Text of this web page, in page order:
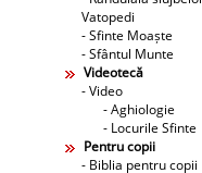
Vatopedi
- Sfinte Moaște
- Sfântul Munte
Videotecă
- Video
- Aghiologie
- Locurile Sfinte
Pentru copii
- Biblia pentru copii